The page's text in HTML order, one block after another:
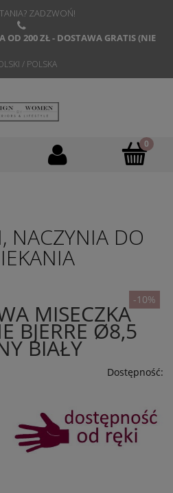
ZADZWOŃ!
OD 200 ZŁ - DOSTAWA GRATIS (NIE
NACZYNIA DO
MISECZKA
BJERRE Ø8,5
BIAŁY
Dostępność:
-10%